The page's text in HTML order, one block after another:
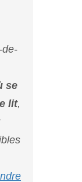
de-
se
lit,